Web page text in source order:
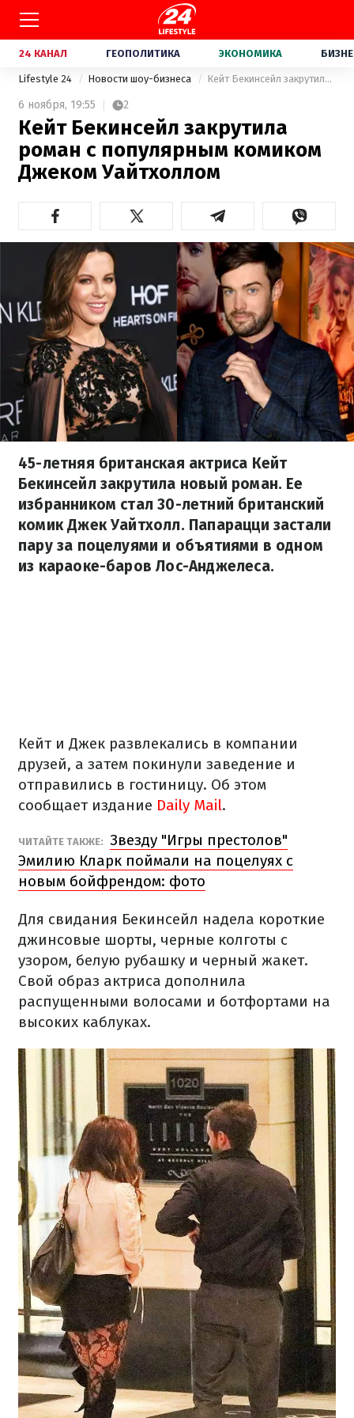
24 КАНАЛ ГЕОПОЛИТИКА ЭКОНОМИКА
Lifestyle 24 Новости шоу-бизнеса Кейт Бекинсейл закрутила роман с популярным комиком Джеком Уайтхоллом
6 ноября, 19:55 2
Кейт Бекинсейл закрутила
роман с популярным комиком
Джеком Уайтхоллом
45-летняя британская актриса Кейт
Бекинсейл закрутила новый роман. Ее
избранником стал 30-летний британский
комик Джек Уайтхолл. Папарацци застали
пару за поцелуями и объятиями в одном
из караоке-баров Лос-Анджелеса.
Кейт и Джек развлекались в компании
друзей, а затем покинули заведение и
отправились в гостиницу. Об этом
сообщает издание Daily Mail.
ЧИТАЙТЕ ТАКЖЕ: Звезду "Игры престолов"
Эмилию Кларк поймали на поцелуях с
новым бойфрендом: фото
Для свидания Бекинсейл надела короткие
джинсовые шорты, черные колготы с
узором, белую рубашку и черный жакет.
Свой образ актриса дополнила
распущенными волосами и ботфортами на
высоких каблуках.